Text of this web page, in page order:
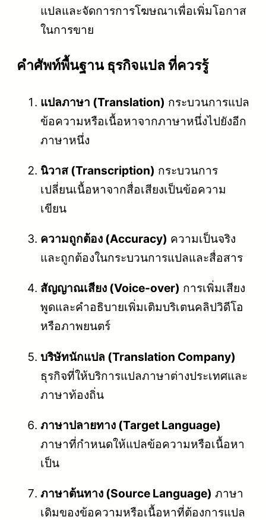
แปลและจัดการการโฆษณาเพื่อเพิ่มโอกาส
ในการขาย
คําศัพท์พื้นฐาน ธุรกิจแปล ที่ควรรู้
แปลภาษา (Translation) กระบวนการแปล
ข้อความหรือเนื้อหาจากภาษาหนึ่งไปยังอีก
ภาษาหนึ่ง
นิวาส (Transcription) กระบวนการ
เปลี่ยนเนื้อหาจากสื่อเสียงเป็นข้อความ
เขียน
ความถูกต้อง (Accuracy) ความเป็นจริง
และถูกต้องในกระบวนการแปลและสื่อสาร
สัญญาณเสียง (Voice-over) การเพิ่มเสียง
พูดและคำอธิบายเพิ่มเติมบริเตนคลิปวิดีโอ
หรือภาพยนตร์
บริษัทนักแปล (Translation Company)
ธุรกิจที่ให้บริการแปลภาษาต่างประเทศและ
ภาษาท้องถิ่น
ภาษาปลายทาง (Target Language)
ภาษาที่กำหนดให้แปลข้อความหรือเนื้อหา
เป็น
ภาษาต้นทาง (Source Language) ภาษา
เดิมของข้อความหรือเนื้อหาที่ต้องการแปล